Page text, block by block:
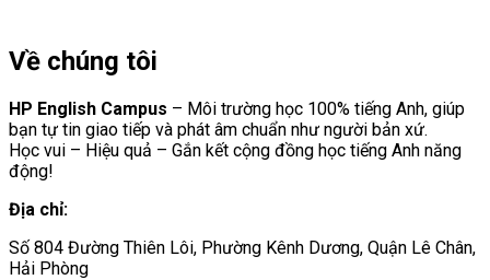
Về chúng tôi
HP English Campus – Môi trường học 100% tiếng Anh, giúp
bạn tự tin giao tiếp và phát âm chuẩn như người bản xứ.
Học vui – Hiệu quả – Gắn kết cộng đồng học tiếng Anh năng
động!
Địa chỉ:
Số 804 Đường Thiên Lôi, Phường Kênh Dương, Quận Lê Chân,
Hải Phòng